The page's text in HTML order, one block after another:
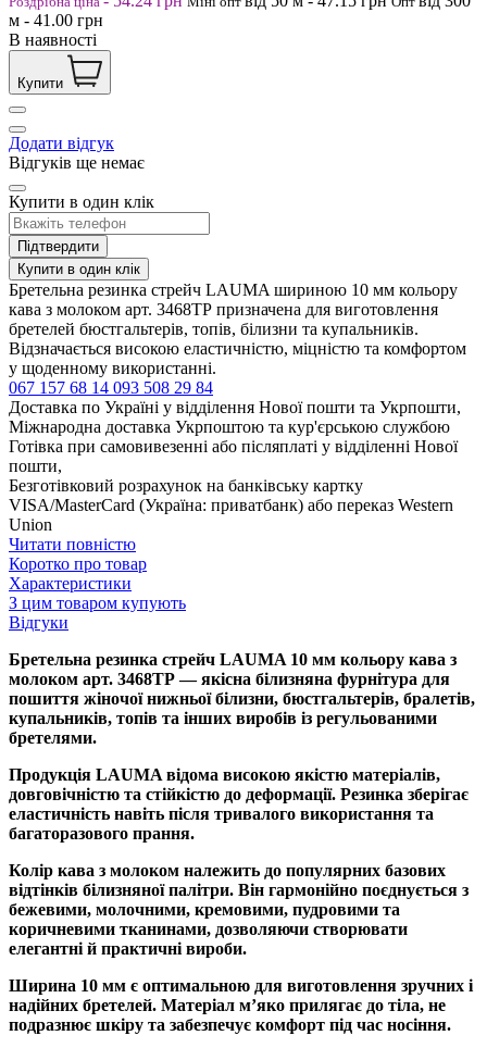
м - 41.00 грн
В наявності
Купити
Додати відгук
Відгуків ще немає
Купити в один клік
Підтвердити
Купити в один клік
Бретельна резинка стрейч LAUMA шириною 10 мм кольору
кава з молоком арт. 3468ТР призначена для виготовлення
бретелей бюстгальтерів, топів, білизни та купальників.
Відзначається високою еластичністю, міцністю та комфортом
у щоденному використанні.
067 157 68 14 093 508 29 84
Доставка по Україні у відділення Нової пошти та Укрпошти,
Міжнародна доставка Укрпоштою та кур'єрською службою
Готівка при самовивезенні або післяплаті у відділенні Нової
пошти,
Безготівковий розрахунок на банківську картку
VISA/MasterCard (Україна: приватбанк) або переказ Western
Union
Читати повністю
Коротко про товар
Характеристики
З цим товаром купують
Відгуки
Бретельна резинка стрейч LAUMA 10 мм кольору кава з
молоком арт. 3468ТР — якісна білизняна фурнітура для
пошиття жіночої нижньої білизни, бюстгальтерів, бралетів,
купальників, топів та інших виробів із регульованими
бретелями.
Продукція LAUMA відома високою якістю матеріалів,
довговічністю та стійкістю до деформації. Резинка зберігає
еластичність навіть після тривалого використання та
багаторазового прання.
Колір кава з молоком належить до популярних базових
відтінків білизняної палітри. Він гармонійно поєднується з
бежевими, молочними, кремовими, пудровими та
коричневими тканинами, дозволяючи створювати
елегантні й практичні вироби.
Ширина 10 мм є оптимальною для виготовлення зручних і
надійних бретелей. Матеріал м’яко прилягає до тіла, не
подразнює шкіру та забезпечує комфорт під час носіння.